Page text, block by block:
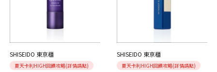
SHISEIDO 東京櫃
夏天卡利HIGH回饋攻略(詳情請點)
SHISEIDO 東京櫃
夏天卡利HIGH回饋攻略(詳情請點)